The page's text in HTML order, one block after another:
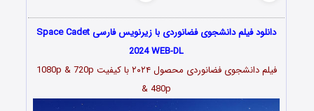
دانلود فیلم دانشجوی فضانوردی با زیرنویس فارسی Space Cadet
2024 WEB-DL
فیلم دانشجوی فضانوردی محصول ۲۰۲۴ با کیفیت 1080p & 720p
& 480p